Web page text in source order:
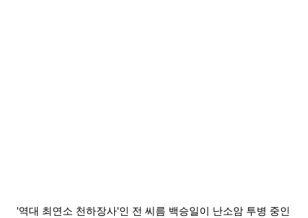
'역대 최연소 천하장사'인 전 씨름 백승일이 난소암 투병 중인